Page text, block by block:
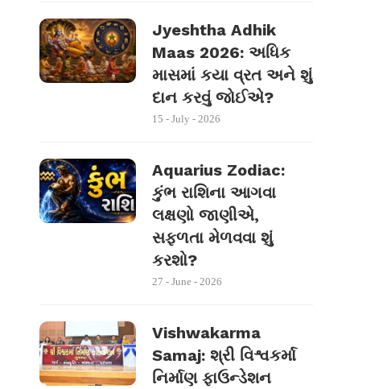
Jyeshtha Adhik
Maas 2026: અધિક
માસમાં કયા વ્રત અને શું
દાન કરવું જોઈએ?
15 - July - 2026
Aquarius Zodiac:
કુંભ રાશિના આગવા
લક્ષણો જાણીએ,
સફળતા મેળવવા શું
કરશો?
27 - June - 2026
Vishwakarma
Samaj: શ્રી વિશ્વકર્મા
નિર્માણ ફાઉન્ડેશન